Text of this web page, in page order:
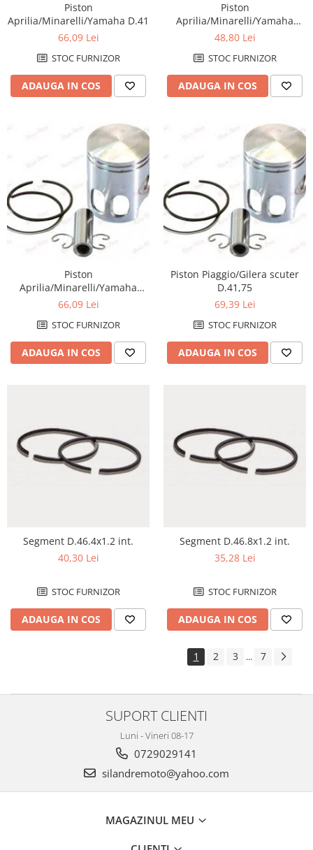
Garnituri / bucata
Kit garnituri
Motor de schimb
Prezoane/Suruburi
Set motor / chiuloase
Chiuloasa
Set motor
Sistem alimentare cu combustibil
Carburator complet
Conector alimentare combustibil
Cui ponto
Flansa admisie
Membrana carburator
Muzicuta
Plutitor
Soc
Sonda benzina
Sistem lubrifiere motor
Buson
Pompa ulei
Cuplaj rac
Angrenaj pompa apa
Piston
Aprilia/Minarelli/Yamaha D.41
66,09 Lei
STOC FURNIZOR
ADAUGA IN COS
Piston
Aprilia/Minarelli/Yamaha
D.40,75
48,80 Lei
STOC FURNIZOR
ADAUGA IN COS
Piston
Aprilia/Minarelli/Yamaha
D.40,50
66,09 Lei
STOC FURNIZOR
ADAUGA IN COS
Piston Piaggio/Gilera scuter
D.41,75
69,39 Lei
STOC FURNIZOR
ADAUGA IN COS
Segment D.46.4x1.2 int.
40,30 Lei
STOC FURNIZOR
ADAUGA IN COS
Segment D.46.8x1.2 int.
35,28 Lei
STOC FURNIZOR
ADAUGA IN COS
1 2 3 ... 7
SUPORT CLIENTI
Luni - Vineri 08-17
0729029141
silandremoto@yahoo.com
MAGAZINUL MEU